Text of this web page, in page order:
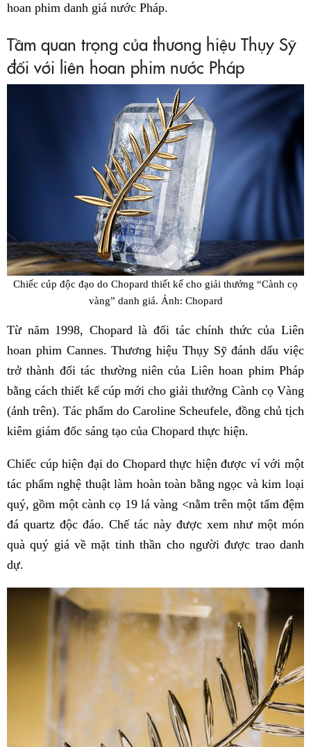
hoan phim danh giá nước Pháp.
Tầm quan trọng của thương hiệu Thụy Sỹ
đối với liên hoan phim nước Pháp
Chiếc cúp độc đạo do Chopard thiết kế cho giải thưởng “Cành cọ
vàng” danh giá. Ảnh: Chopard
Từ năm 1998, Chopard là đối tác chính thức của Liên
hoan phim Cannes. Thương hiệu Thụy Sỹ đánh dấu việc
trở thành đối tác thường niên của Liên hoan phim Pháp
bằng cách thiết kế cúp mới cho giải thưởng Cành cọ Vàng
(ảnh trên). Tác phẩm do Caroline Scheufele, đồng chủ tịch
kiêm giám đốc sáng tạo của Chopard thực hiện.
Chiếc cúp hiện đại do Chopard thực hiện được ví với một
tác phẩm nghệ thuật làm hoàn toàn bằng ngọc và kim loại
quý, gồm một cành cọ 19 lá vàng <nằm trên một tấm đệm
đá quartz độc đáo. Chế tác này được xem như một món
quà quý giá về mặt tinh thần cho người được trao danh
dự.